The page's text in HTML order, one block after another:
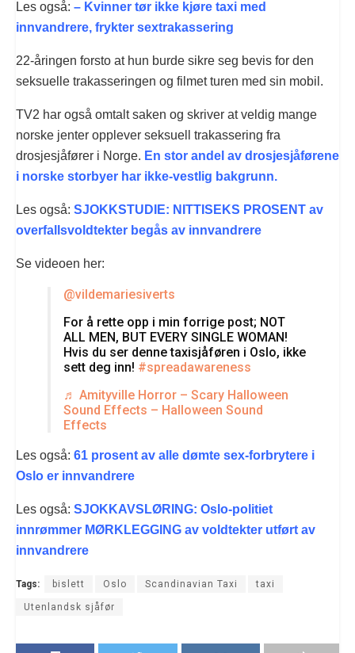
Les også: – Kvinner tør ikke kjøre taxi med
innvandrere, frykter sextrakassering
22-åringen forsto at hun burde sikre seg bevis for den
seksuelle trakasseringen og filmet turen med sin mobil.
TV2 har også omtalt saken og skriver at veldig mange
norske jenter opplever seksuell trakassering fra
drosjesjåfører i Norge. En stor andel av drosjesjåførene
i norske storbyer har ikke-vestlig bakgrunn.
Les også: SJOKKSTUDIE: NITTISEKS PROSENT av
overfallsvoldtekter begås av innvandrere
Se videoen her:
@vildemariesiverts
For å rette opp i min forrige post; NOT
ALL MEN, BUT EVERY SINGLE WOMAN!
Hvis du ser denne taxisjåføren i Oslo, ikke
sett deg inn! #spreadawareness
♬ Amityville Horror – Scary Halloween
Sound Effects – Halloween Sound
Effects
Les også: 61 prosent av alle dømte sex-forbrytere i
Oslo er innvandrere
Les også: SJOKKAVSLØRING: Oslo-politiet
innrømmer MØRKLEGGING av voldtekter utført av
innvandrere
Tags: bislett Oslo Scandinavian Taxi taxi
Utenlandsk sjåfør